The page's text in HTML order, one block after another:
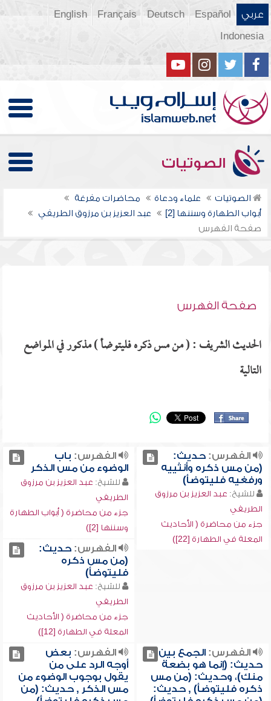
عربي Español
Deutsch
Français
English
Indonesia
الصوتيات
الصوتيات علماء ودعاة
محاضرات مفرغة
أبواب الطهارة وسننها [2]
عبد العزيز بن مرزوق الطريفي
صفحة الفهرس
صفحة الفهرس
الحديث الشريف : ( من مس ذكره فليتوضأ ) مذكور في المواضع
التالية
الفهرس:حديث:
(من مس ذكره وأنثييه
ورفغيه فليتوضأ)
للشيخ: عبد العزيز بن مرزوق
الطريفي
جزء من محاضرة ( الأحاديث
المعلة في الطهارة [22])
الفهرس: باب
الوضوء من مس الذكر
للشيخ: عبد العزيز بن مرزوق
الطريفي
جزء من محاضرة ( أبواب الطهارة
وسننها [2])
الفهرس:حديث:
(من مس ذكره
فليتوضأ)
للشيخ: عبد العزيز بن مرزوق
الطريفي
جزء من محاضرة ( الأحاديث
المعلة في الطهارة [12])
الفهرس:الجمع بين
حديث: (إنما هو بضعة
منك)، وحديث: (من مس
ذكره فليتوضأ) , حديث:
الفهرس: بعض
أوجه الرد على من
يقول بوجوب الوضوء من
مس الذكر , حديث: (من